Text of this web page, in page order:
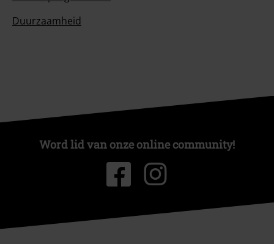
Duurzaamheid
Word lid van onze online community!